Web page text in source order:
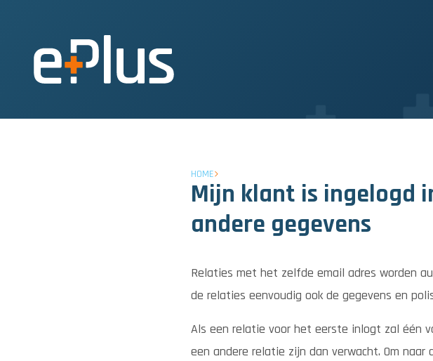
HOME
Mijn klant is ingelogd
andere gegevens
Relaties met het zelfde email adres worden
de relaties eenvoudig ook de gegevens en
Als een relatie voor het eerste inlogt zal één
een andere relatie zijn dan verwacht. Om